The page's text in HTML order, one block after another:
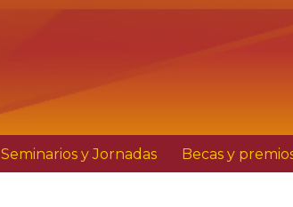
Seminarios y Jornadas Becas y